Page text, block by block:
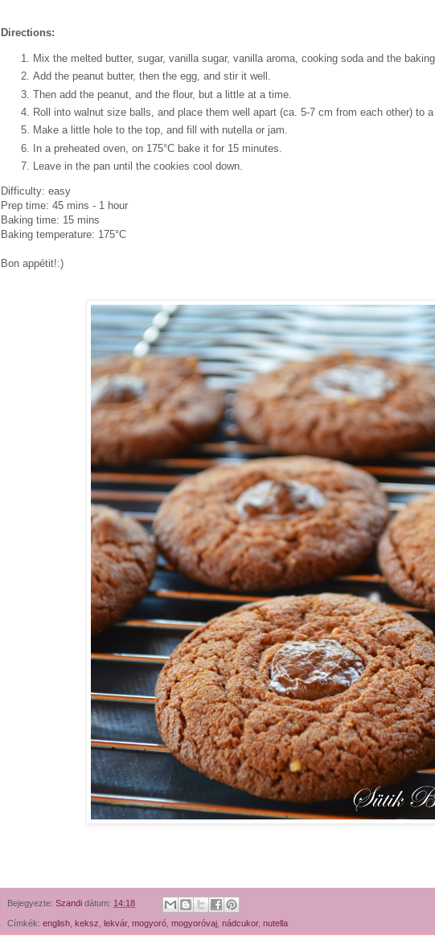
Directions:
Mix the melted butter, sugar, vanilla sugar, vanilla aroma, cooking soda and the
Add the peanut butter, then the egg, and stir it well.
Then add the peanut, and the flour, but a little at a time.
Roll into walnut size balls, and place them well apart (ca. 5-7 cm from each other) to
Make a little hole to the top, and fill with nutella or jam.
In a preheated oven, on 175°C bake it for 15 minutes.
Leave in the pan until the cookies cool down.
Difficulty: easy
Prep time: 45 mins - 1 hour
Baking time: 15 mins
Baking temperature: 175°C
Bon appétit!:)
Bejegyezte: Szandi dátum: 14:18
Címkék: english keksz lekvár, mogyoró mogyoróvaj nádcukor, nutella